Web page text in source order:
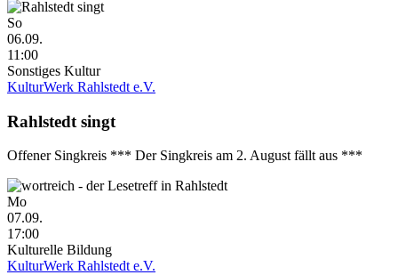
So
06.09.
11:00
Sonstiges Kultur
KulturWerk Rahlstedt e.V.
Rahlstedt singt
Offener Singkreis *** Der Singkreis am 2. August fällt aus ***
Mo
07.09.
17:00
Kulturelle Bildung
KulturWerk Rahlstedt e.V.